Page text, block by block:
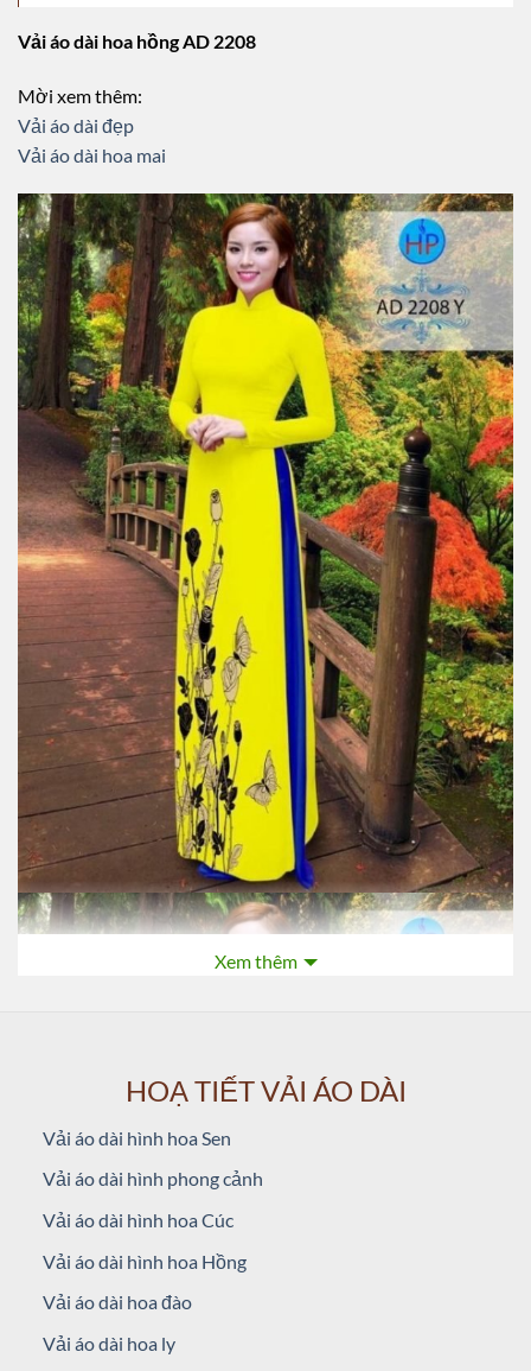
Vải áo dài hoa hồng AD 2208
Mời xem thêm:
Vải áo dài đẹp
Vải áo dài hoa mai
Xem thêm
HOẠ TIẾT VẢI ÁO DÀI
Vải áo dài hình hoa Sen
Vải áo dài hình phong cảnh
Vải áo dài hình hoa Cúc
Vải áo dài hình hoa Hồng
Vải áo dài hoa đào
Vải áo dài hoa ly